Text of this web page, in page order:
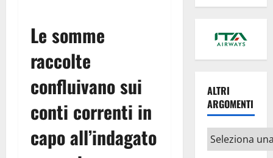
Le somme
raccolte
confluivano sui
conti correnti in
capo all’indagato
ALTRI
ARGOMENTI
Altri
argomenti